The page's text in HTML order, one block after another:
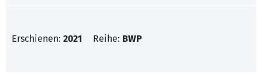
Erschienen: 2021 Reihe: BWP